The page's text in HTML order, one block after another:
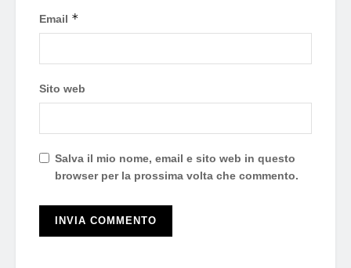
Email *
Sito web
Salva il mio nome, email e sito web in questo
browser per la prossima volta che commento.